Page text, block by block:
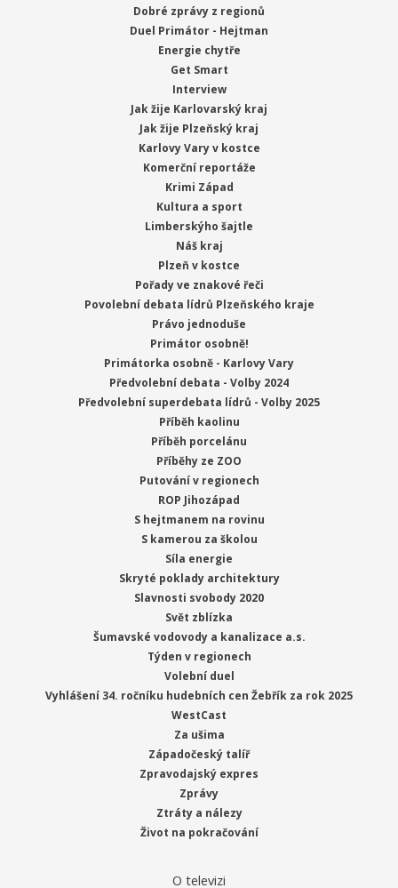
Dobré zprávy z regionů
Duel Primátor - Hejtman
Energie chytře
Get Smart
Interview
Jak žije Karlovarský kraj
Jak žije Plzeňský kraj
Karlovy Vary v kostce
Komerční reportáže
Krimi Západ
Kultura a sport
Limberskýho šajtle
Náš kraj
Plzeň v kostce
Pořady ve znakové řeči
Povolební debata lídrů Plzeňského kraje
Právo jednoduše
Primátor osobně!
Primátorka osobně - Karlovy Vary
Předvolební debata - Volby 2024
Předvolební superdebata lídrů - Volby 2025
Příběh kaolinu
Příběh porcelánu
Příběhy ze ZOO
Putování v regionech
ROP Jihozápad
S hejtmanem na rovinu
S kamerou za školou
Síla energie
Skryté poklady architektury
Slavnosti svobody 2020
Svět zblízka
Šumavské vodovody a kanalizace a.s.
Týden v regionech
Volební duel
Vyhlášení 34. ročníku hudebních cen Žebřík za rok 2025
WestCast
Za ušima
Západočeský talíř
Zpravodajský expres
Zprávy
Ztráty a nálezy
Život na pokračování
O televizi